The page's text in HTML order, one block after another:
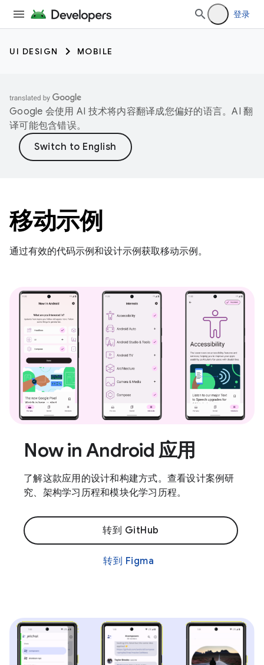
登录
UI DESIGN MOBILE
Google 会使用 AI 技术将内容翻译成您偏好的语言。AI 翻
译可能包含错误。
移动示例
通过有效的代码示例和设计示例获取移动示例。
Now in Android 应用
了解这款应用的设计和构建方式。查看设计案例研
究、架构学习历程和模块化学习历程。
转到 GitHub
转到 Figma